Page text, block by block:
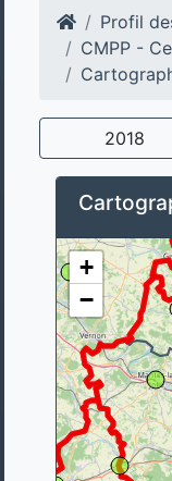
Profil
CMPP -
2018
+
−